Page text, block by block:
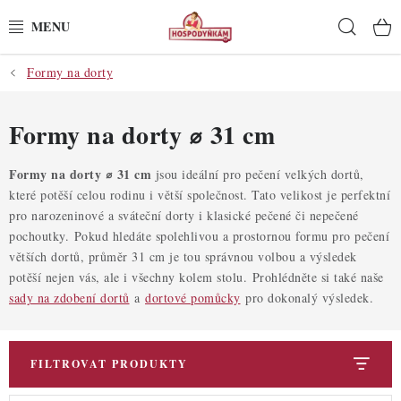
na
POTŘEBY
POMŮCKY
SUROVINY
DEKORACE
PRO OSLAVY
DO KUCHYNĚ
POCHUTINY
Formy na dorty
Formy na dorty ⌀ 31 cm
Formy na dorty ⌀ 31 cm jsou ideální pro pečení velkých dortů,
které potěší celou rodinu i větší společnost. Tato velikost je perfektní
pro narozeninové a sváteční dorty i klasické pečené či nepečené
pochoutky. Pokud hledáte spolehlivou a prostornou formu pro pečení
větších dortů, průměr 31 cm je tou správnou volbou a výsledek
potěší nejen vás, ale i všechny kolem stolu. Prohlédněte si také naše
sady na zdobení dortů a dortové pomůcky pro dokonalý výsledek.
FILTROVAT PRODUKTY